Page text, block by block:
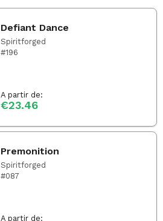
Defiant Dance
Spiritforged
#196
A partir de:
€23.46
Premonition
Spiritforged
#087
A partir de: